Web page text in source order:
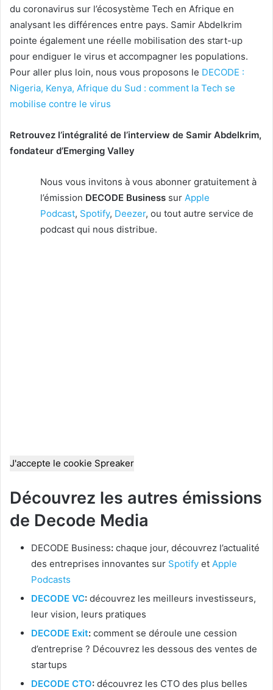
du coronavirus sur l’écosystème Tech en Afrique en
analysant les différences entre pays. Samir Abdelkrim
pointe également une réelle mobilisation des start-up
pour endiguer le virus et accompagner les populations.
Pour aller plus loin, nous vous proposons le DECODE :
Nigeria, Kenya, Afrique du Sud : comment la Tech se
mobilise contre le virus
Retrouvez l’intégralité de l’interview de Samir Abdelkrim,
fondateur d’Emerging Valley
Nous vous invitons à vous abonner gratuitement à
l’émission DECODE Business sur Apple
Podcast, Spotify, Deezer, ou tout autre service de
podcast qui nous distribue.
J'accepte le cookie Spreaker
Découvrez les autres émissions
de Decode Media
DECODE Business: chaque jour, découvrez l’actualité
des entreprises innovantes sur Spotify et Apple
Podcasts
DECODE VC: découvrez les meilleurs investisseurs,
leur vision, leurs pratiques
DECODE Exit: comment se déroule une cession
d’entreprise ? Découvrez les dessous des ventes de
startups
DECODE CTO: découvrez les CTO des plus belles